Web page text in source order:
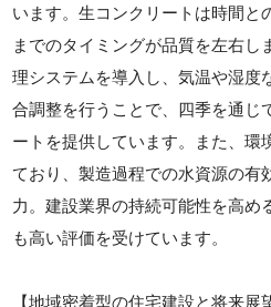
います。生コンクリートは時間と
までのタイミングが品質を左右し
理システムを導入し、気温や湿度
合調整を行うことで、四季を通じ
ートを提供しています。また、環
ており、製造過程での水資源の有
力。建設業界の持続可能性を高め
も高い評価を受けています。
【地域密着型の住宅建設と将来展